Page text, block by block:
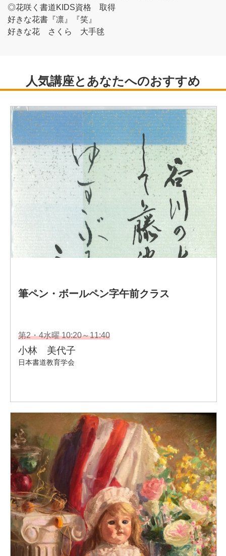
◎花咲く書道KIDS資格 取得
好きな花書『凛』『笑』
好きな花 さくら 大手毬